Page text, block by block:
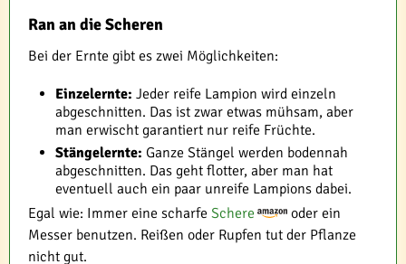
Ran an die Scheren
Bei der Ernte gibt es zwei Möglichkeiten:
Einzelernte: Jeder reife Lampion wird einzeln
abgeschnitten. Das ist zwar etwas mühsam, aber
man erwischt garantiert nur reife Früchte.
Stängelernte: Ganze Stängel werden bodennah
abgeschnitten. Das geht flotter, aber man hat
eventuell auch ein paar unreife Lampions dabei.
Egal wie: Immer eine scharfe Schere
oder ein
Messer benutzen. Reißen oder Rupfen tut der Pflanze
nicht gut.